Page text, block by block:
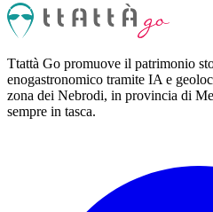
Ttattà Go promuove il patrimonio
enogastronomico tramite IA e
zona dei Nebrodi, in provincia di
sempre in tasca.